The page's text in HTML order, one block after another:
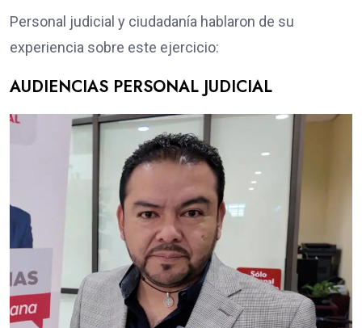
Personal judicial y ciudadanía hablaron de su
experiencia sobre este ejercicio:
AUDIENCIAS PERSONAL JUDICIAL